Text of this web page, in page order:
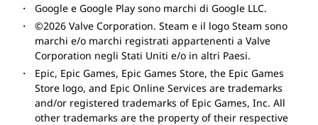
Termini di utilizzo
Informazioni sui marchi
Google e Google Play sono marchi di Google LLC.
©2026 Valve Corporation. Steam e il logo Steam sono
marchi e/o marchi registrati appartenenti a Valve
Corporation negli Stati Uniti e/o in altri Paesi.
Epic, Epic Games, Epic Games Store, the Epic Games
Store logo, and Epic Online Services are trademarks
and/or registered trademarks of Epic Games, Inc. All
other trademarks are the property of their respective